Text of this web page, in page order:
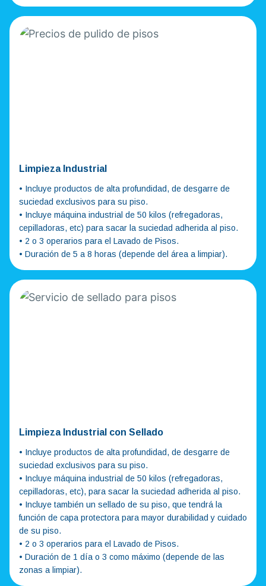
Limpieza Industrial
• Incluye productos de alta profundidad, de desgarre de
suciedad exclusivos para su piso.
• Incluye máquina industrial de 50 kilos (refregadoras,
cepilladoras, etc) para sacar la suciedad adherida al piso.
• 2 o 3 operarios para el Lavado de Pisos.
• Duración de 5 a 8 horas (depende del área a limpiar).
Limpieza Industrial con Sellado
• Incluye productos de alta profundidad, de desgarre de
suciedad exclusivos para su piso.
• Incluye máquina industrial de 50 kilos (refregadoras,
cepilladoras, etc), para sacar la suciedad adherida al piso.
• Incluye también un sellado de su piso, que tendrá la
función de capa protectora para mayor durabilidad y cuidado
de su piso.
• 2 o 3 operarios para el Lavado de Pisos.
• Duración de 1 día o 3 como máximo (depende de las
zonas a limpiar).